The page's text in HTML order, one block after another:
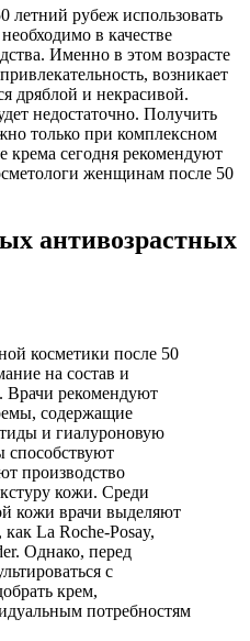
рубеж использовать
в качестве
Именно в этом возрасте
возникает
дряблой и некрасивой.
недостаточно. Получить
только при комплексном
крема сегодня рекомендуют
женщинам после 50
антивозрастных
косметики после 50
на состав и
Врачи рекомендуют
содержащие
и гиалуроновую
способствуют
производство
кожи. Среди
кожи врачи выделяют
La Roche-Posay,
Однако, перед
с
крем,
потребностям